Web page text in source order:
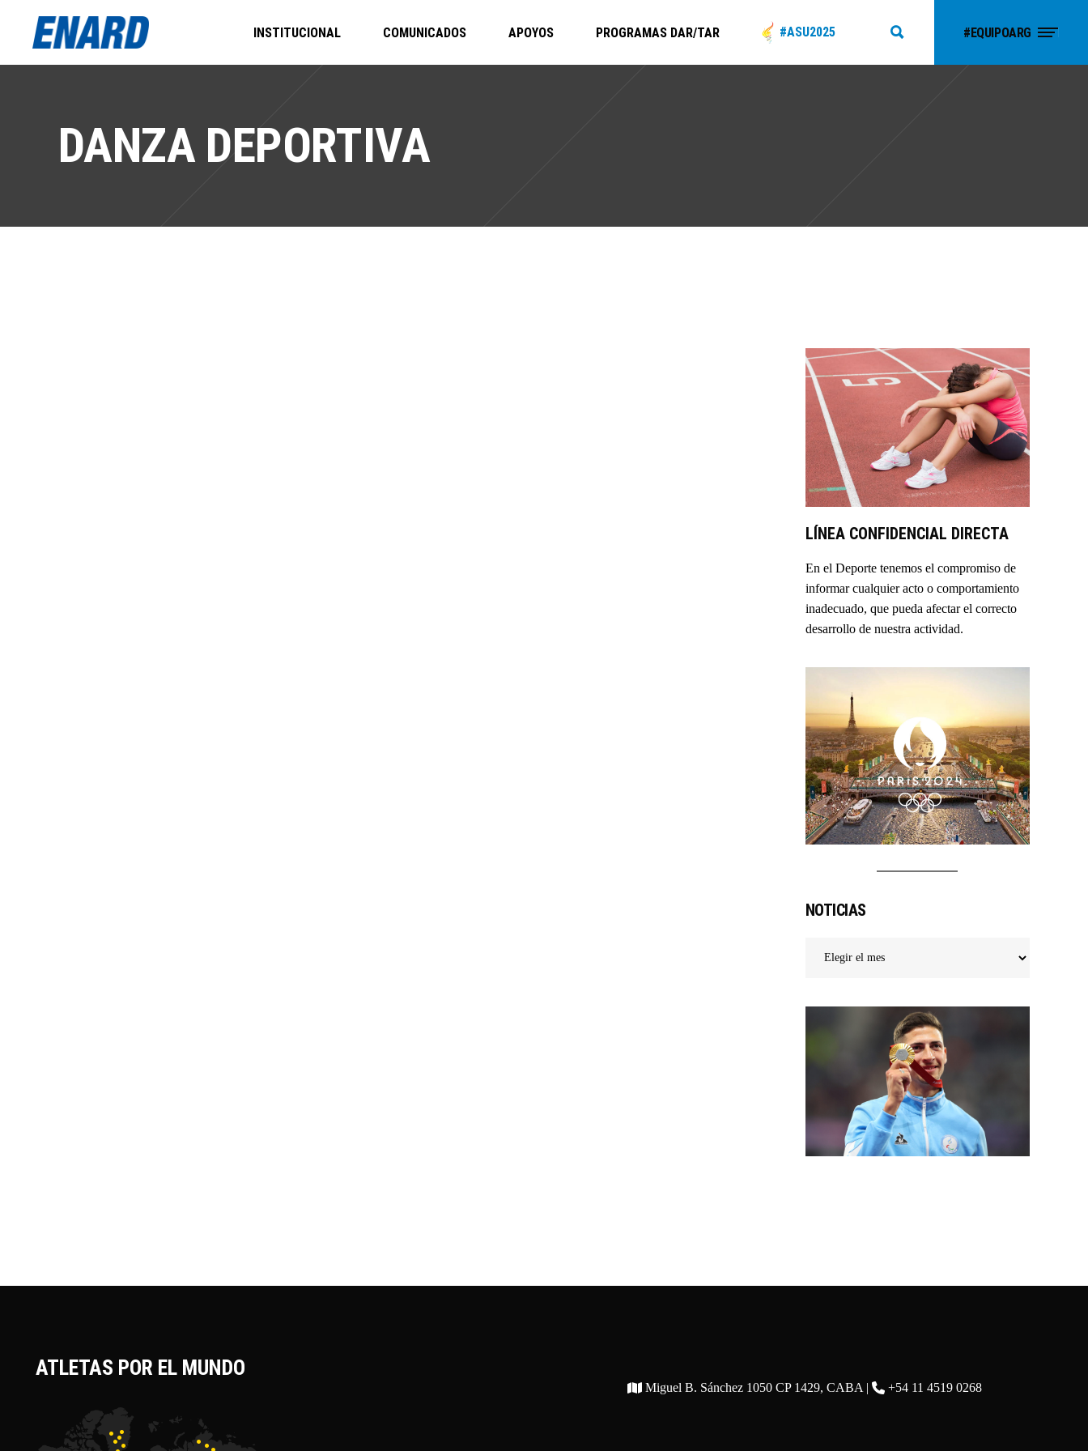
INSTITUCIONAL COMUNICADOS APOYOS PROGRAMAS DAR/TAR #ASU2025 #EQUIPOARG
DANZA DEPORTIVA
LÍNEA CONFIDENCIAL DIRECTA
En el Deporte tenemos el compromiso de
informar cualquier acto o comportamiento
inadecuado, que pueda afectar el correcto
desarrollo de nuestra actividad.
NOTICIAS
ATLETAS POR EL MUNDO
Miguel B. Sánchez 1050 CP 1429, CABA | +54 11 4519 0268